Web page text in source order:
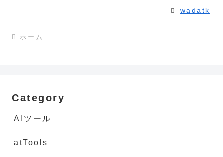
wadatk
ホーム
Category
AIツール
atTools